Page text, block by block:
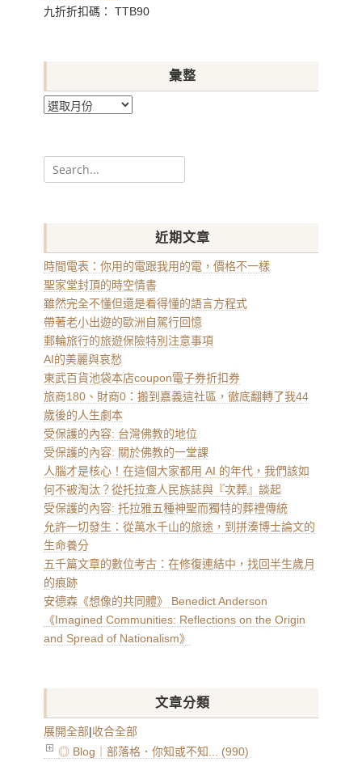
九折折扣碼： TTB90
彙整
彙
Search
for:
近期文章
時間電表：你用的電跟我用的電，價格不一樣
聖家堂封頂的時空情書
雖然完全不懂但還是看得懂的語言方程式
帶著老小出遊的歐洲自駕行回憶
郵輪旅行的旅遊保險特別注意事項
AI的美麗與哀愁
東武百貨池袋本店coupon電子券折扣券
旅商180、財商0：搬到嘉義這社區，徹底翻轉了我44
歲後的人生劇本
受保護的內容: 台灣佛教的地位
受保護的內容: 關於佛教的一堂課
人腦才是核心！在這個大家都用 AI 的年代，我們該如
何不被淘汰？從托拉查人民族誌與『次葬』談起
受保護的內容: 托拉雅五種神聖而獨特的葬禮傳統
允許一切發生：從萬水千山的旅途，到拼湊博士論文的
生命養分
五千篇文章的數位考古：在修復連結中，找回半生歲月
的痕跡
安德森《想像的共同體》 Benedict Anderson
《Imagined Communities: Reflections on the Origin
and Spread of Nationalism》
文章分類
展開全部|收合全部
◎ Blog｜部落格．你知或不知... (990)